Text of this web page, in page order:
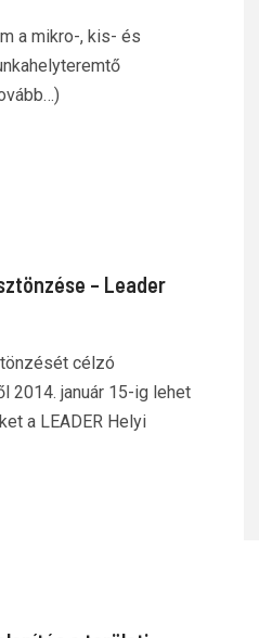
a mikro-, kis- és
– Leader
célzó
2014. január 15-ig lehet
a LEADER Helyi